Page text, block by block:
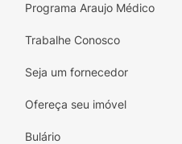
Programa Araujo Médico
Trabalhe Conosco
Seja um fornecedor
Ofereça seu imóvel
Bulário